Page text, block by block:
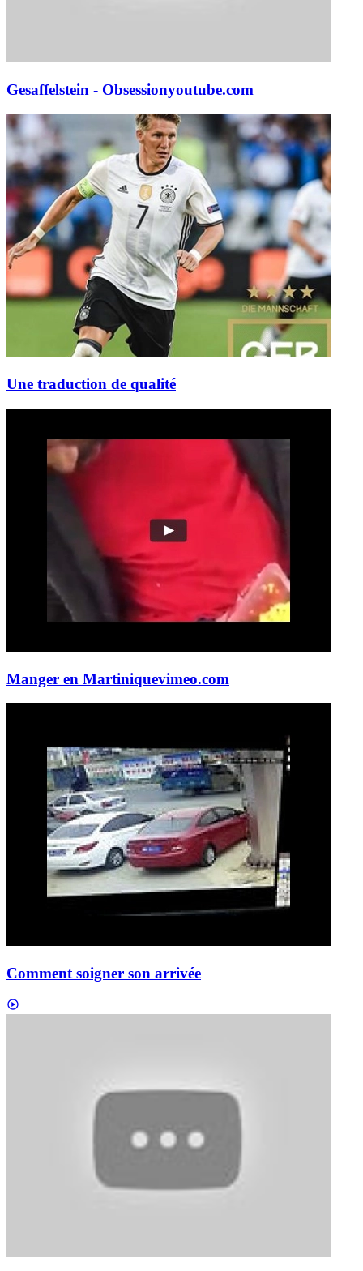
Gesaffelstein - Obsessionyoutube.com
Une traduction de qualité
Manger en Martiniquevimeo.com
Comment soigner son arrivée